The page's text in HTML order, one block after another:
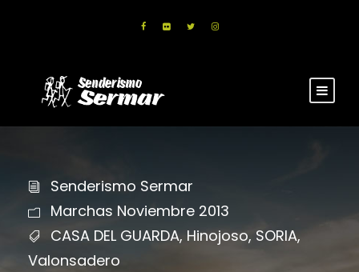
Senderismo Sermar
Marchas Noviembre 2013
CASA DEL GUARDA, Hinojoso, SORIA,
Valonsadero